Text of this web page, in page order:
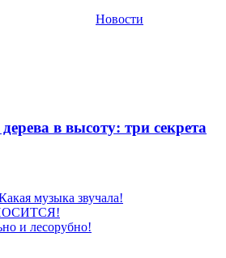
Новости
в высоту: три секрета
музыка звучала!
и лесорубно!